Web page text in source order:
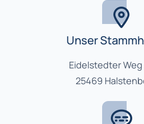
Unser
Eidelstedter Weg
25469